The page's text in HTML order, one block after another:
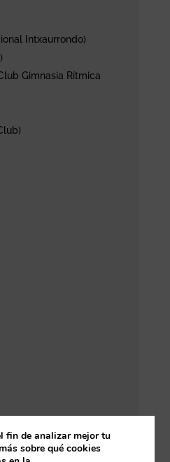
Intxaurrondo)
Gimnasia Rítmica
fin de analizar mejor tu
sobre qué cookies